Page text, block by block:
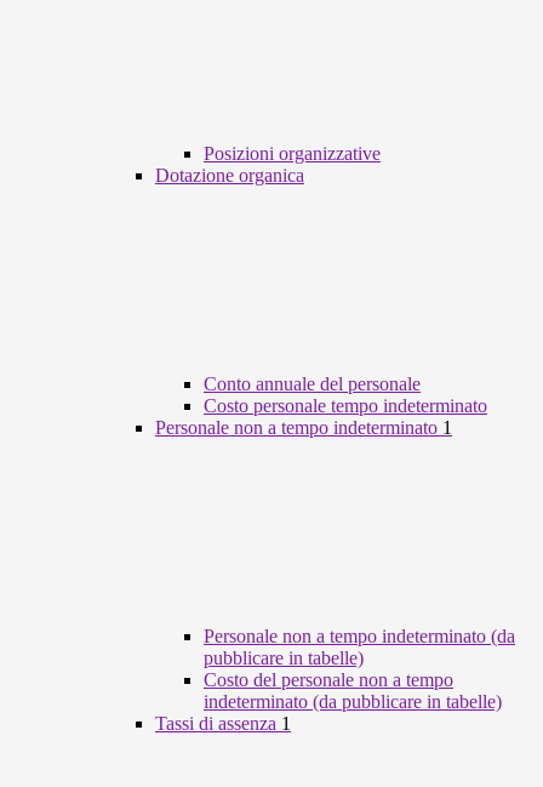
Posizioni organizzative
Dotazione organica
Conto annuale del personale
Costo personale tempo indeterminato
Personale non a tempo indeterminato 1
Personale non a tempo indeterminato (da
pubblicare in tabelle)
Costo del personale non a tempo
indeterminato (da pubblicare in tabelle)
Tassi di assenza 1